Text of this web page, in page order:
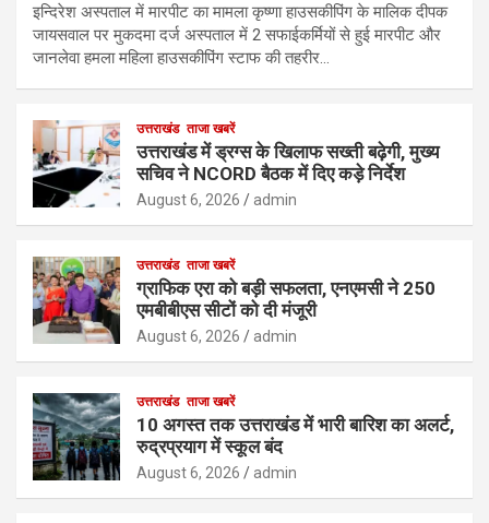
इन्दिरेश अस्पताल में मारपीट का मामला कृष्णा हाउसकीपिंग के मालिक दीपक
जायसवाल पर मुकदमा दर्ज अस्पताल में 2 सफाईकर्मियों से हुई मारपीट और
जानलेवा हमला महिला हाउसकीपिंग स्टाफ की तहरीर…
उत्तराखंड ताजा खबरें
उत्तराखंड में ड्रग्स के खिलाफ सख्ती बढ़ेगी, मुख्य
सचिव ने NCORD बैठक में दिए कड़े निर्देश
August 6, 2026 admin
उत्तराखंड ताजा खबरें
ग्राफिक एरा को बड़ी सफलता, एनएमसी ने 250
एमबीबीएस सीटों को दी मंजूरी
August 6, 2026 admin
उत्तराखंड ताजा खबरें
10 अगस्त तक उत्तराखंड में भारी बारिश का अलर्ट,
रुद्रप्रयाग में स्कूल बंद
August 6, 2026 admin